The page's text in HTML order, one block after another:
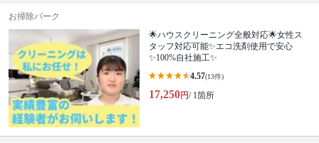
お掃除パーク
🌟ハウスクリーニング全般対応🌟女性ス
タッフ対応可能✨エコ洗剤使用で安心
✨100%自社施工✨
4.57(13件)
17,250円/ 1箇所